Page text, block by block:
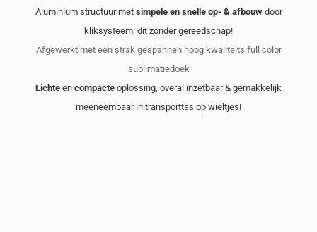
Aluminium structuur met simpele en snelle op- & afbouw door
kliksysteem, dit zonder gereedschap!
Afgewerkt met een strak gespannen hoog kwaliteits full color
sublimatiedoek
Lichte en compacte oplossing, overal inzetbaar & gemakkelijk
meeneembaar in transporttas op wieltjes!